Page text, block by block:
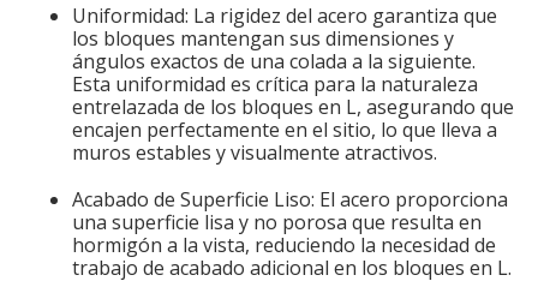
Uniformidad: La rigidez del acero garantiza que
los bloques mantengan sus dimensiones y
ángulos exactos de una colada a la siguiente.
Esta uniformidad es crítica para la naturaleza
entrelazada de los bloques en L, asegurando que
encajen perfectamente en el sitio, lo que lleva a
muros estables y visualmente atractivos.
Acabado de Superficie Liso: El acero proporciona
una superficie lisa y no porosa que resulta en
hormigón a la vista, reduciendo la necesidad de
trabajo de acabado adicional en los bloques en L.